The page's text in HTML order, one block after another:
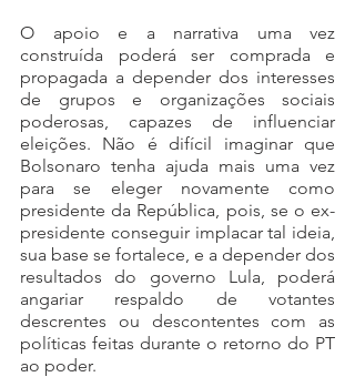
O apoio e a narrativa uma vez
construída poderá ser comprada e
propagada a depender dos interesses
de grupos e organizações sociais
poderosas, capazes de influenciar
eleições. Não é difícil imaginar que
Bolsonaro tenha ajuda mais uma vez
para se eleger novamente como
presidente da República, pois, se o ex-
presidente conseguir implacar tal ideia,
sua base se fortalece, e a depender dos
resultados do governo Lula, poderá
angariar respaldo de votantes
descrentes ou descontentes com as
políticas feitas durante o retorno do PT
ao poder.